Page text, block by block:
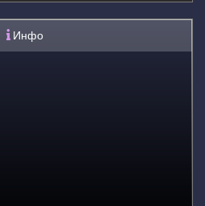
Инфо